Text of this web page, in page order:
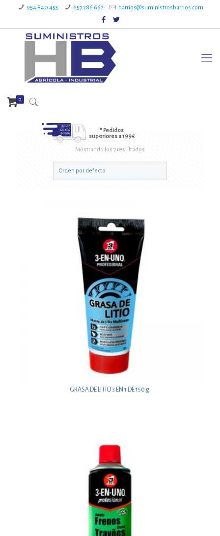
954 840 453 657 286 662 barrios@suministrosbarrios.com
* Pedidos
superiores a 199€
0
Mostrando los 7 resultados
GRASA DE LITIO 3 EN 1 DE 150 g.